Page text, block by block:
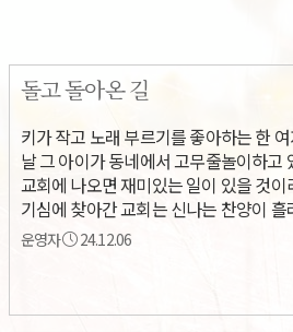
돌고 돌아온 길
키가 작고 노래 부르기를 좋아하는 한
날 그 아이가 동네에서 고무줄놀이하고
교회에 나오면 재미있는 일이 있을 것
기심에 찾아간 교회는 신나는 찬양이 흘
운영자 24.12.06